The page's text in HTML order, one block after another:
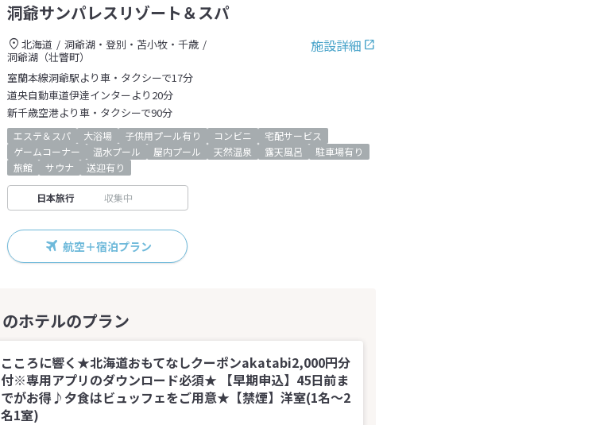
洞爺サンパレスリゾート＆スパ
施設詳細
北海道
洞爺湖・登別・苫小牧・千歳
洞爺湖（壮瞥町）
室蘭本線洞爺駅より車・タクシーで17分
道央自動車道伊達インターより20分
新千歳空港より車・タクシーで90分
エステ＆スパ 大浴場 子供用プール有り コンビニ
宅配サービス
ゲームコーナー
温水プール 屋内プール 天然温泉 露天風呂
駐車場有り
旅館
サウナ 送迎有り
日本旅行 収集中
航空＋宿泊プラン
こころに響く★北海道おもてなしクーポンakatabi2,000円分
付※専用アプリのダウンロード必須★ 【早期申込】45日前ま
でがお得♪夕食はビュッフェをご用意★【禁煙】洋室(1名～2
名1室)